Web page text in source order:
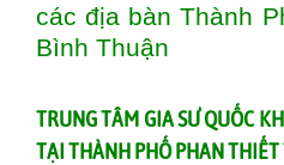
các địa bànThành
Bình Thuận
TRUNG TÂM GIA SƯ QUỐC
TẠI THÀNH PHỐ PHAN